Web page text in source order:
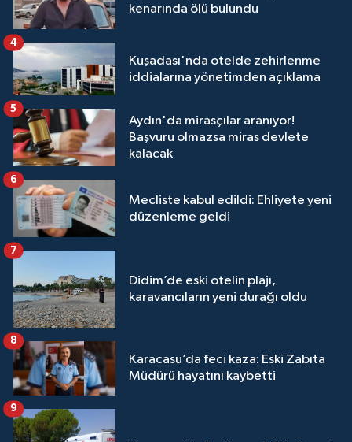
kenarında ölü bulundu
Kuşadası'nda otelde zehirlenme
iddialarına yönetimden açıklama
4
Aydın'da mirasçılar aranıyor!
Başvuru olmazsa miras devlete
kalacak
5
Mecliste kabul edildi: Ehliyete yeni
düzenleme geldi
6
Didim’de eski otelin plajı,
karavancıların yeni durağı oldu
7
Karacasu’da feci kaza: Eski Zabıta
Müdürü hayatını kaybetti
8
9